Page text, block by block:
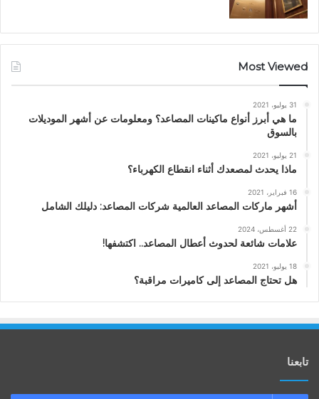
Most Viewed
31 يوليو، 2021
ما هي أبرز أنواع ماكينات المصاعد؟ ومعلومات عن أشهر الموديلات
بالسوق
21 يوليو، 2021
ماذا يحدث لمصعدك أثناء انقطاع الكهرباء؟
16 فبراير، 2021
أشهر ماركات المصاعد العالمية شركات المصاعد: دليلك الشامل
22 أغسطس، 2024
علامات شائعة لحدوث أعطال المصاعد.. اكتشفها!
18 يوليو، 2021
هل تحتاج المصاعد إلى كاميرات مراقبة؟
تابعنا